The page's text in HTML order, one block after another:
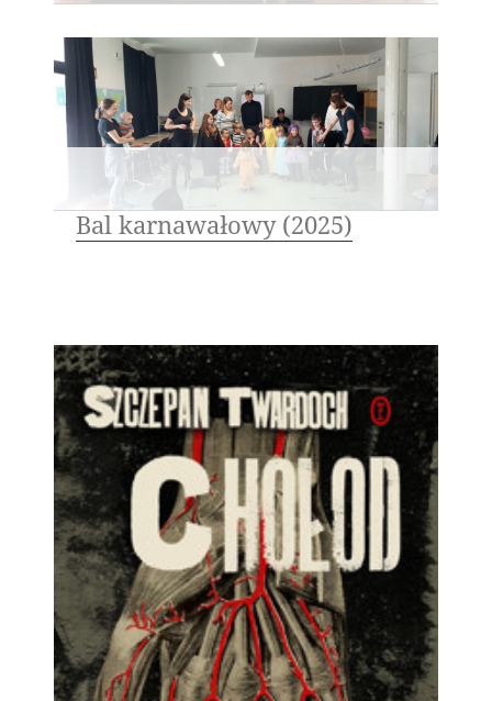
Bal karnawałowy (2025)